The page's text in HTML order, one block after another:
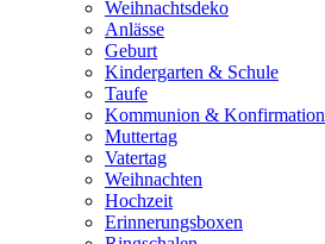
Weihnachtsdeko
Anlässe
Geburt
Kindergarten & Schule
Taufe
Kommunion & Konfirmation
Muttertag
Vatertag
Weihnachten
Hochzeit
Erinnerungsboxen